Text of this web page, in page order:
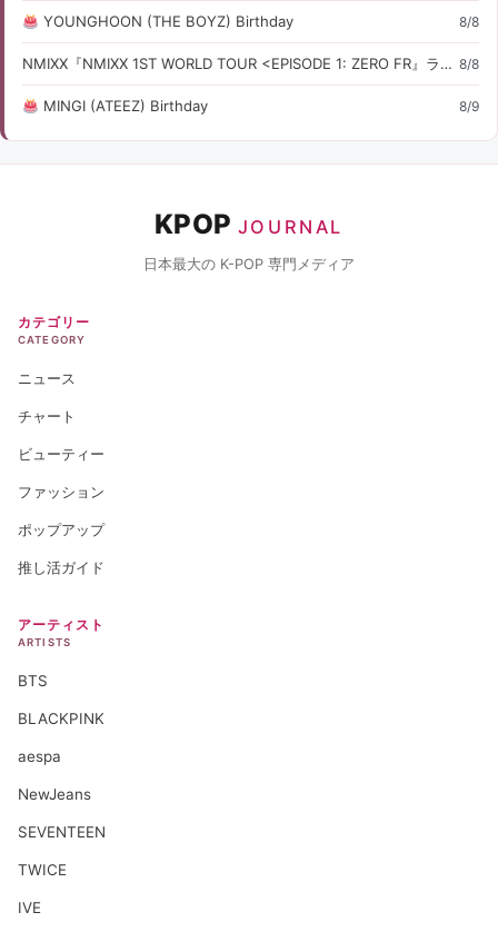
YOUNGHOON (THE BOYZ) Birthday 8/8
NMIXX『NMIXX 1ST WORLD TOUR <EPISODE 1: ZERO FR』ライブ・コンサート情報 8/8
MINGI (ATEEZ) Birthday 8/9
KPOP JOURNAL
日本最大の K-POP 専門メディア
カテゴリー
CATEGORY
ニュース
チャート
ビューティー
ファッション
ポップアップ
推し活ガイド
アーティスト
ARTISTS
BTS
BLACKPINK
aespa
NewJeans
SEVENTEEN
TWICE
IVE